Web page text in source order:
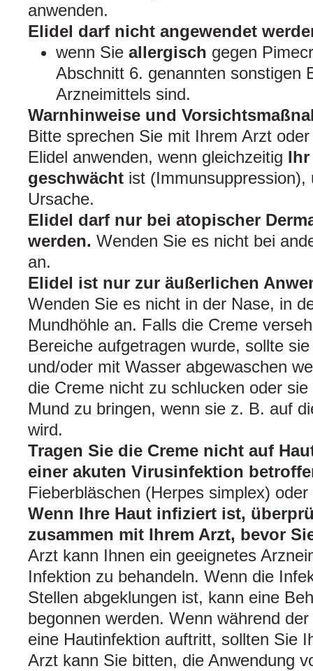
anwenden.
Elidel darf nicht angewendet
wenn Sie allergisch gegen
Abschnitt 6. genannten sonstigen
Arzneimittels sind.
Warnhinweise und
Bitte sprechen Sie mit Ihrem Arzt
Elidel anwenden, wenn gleichzeitig
geschwächt ist (Immunsuppression),
Ursache.
Elidel darf nur bei atopischer
werden. Wenden Sie es nicht bei
an.
Elidel ist nur zur äußerlichen
Wenden Sie es nicht in der Nase, in
Mundhöhle an. Falls die Creme
Bereiche aufgetragen wurde, sollte
und/oder mit Wasser abgewaschen
die Creme nicht zu schlucken oder
Mund zu bringen, wenn sie z. B. auf
wird.
Tragen Sie die Creme nicht auf
einer akuten Virusinfektion
Fieberbläschen (Herpes simplex)
Wenn Ihre Haut infiziert ist,
zusammen mit Ihrem Arzt, bevor
Arzt kann Ihnen ein geeignetes
Infektion zu behandeln. Wenn die
Stellen abgeklungen ist, kann eine
begonnen werden. Wenn während
eine Hautinfektion auftritt, sollten Sie
Arzt kann Sie bitten, die Anwendung